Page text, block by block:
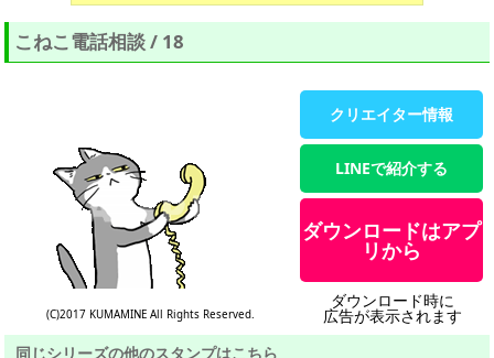
こねこ電話相談 / 18
(C)2017 KUMAMINE All Rights Reserved.
クリエイター情報
LINEで紹介する
ダウンロードはアプ
リから
ダウンロード時に
広告が表示されます
同じシリーズの他のスタンプはこちら